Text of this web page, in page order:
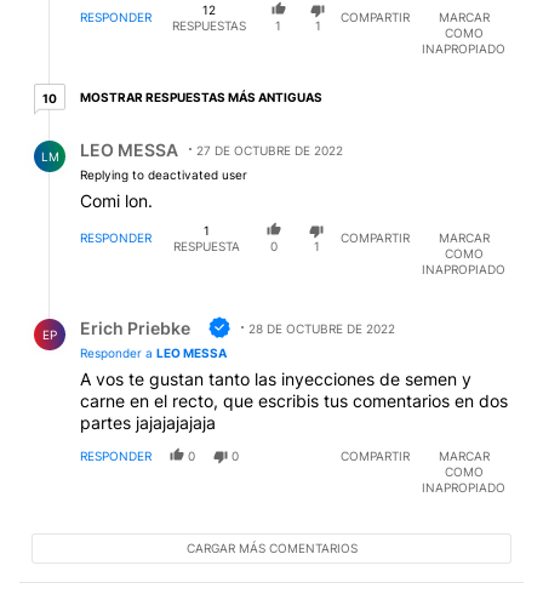
RESPONDER
12
RESPUESTAS
1 1
COMPARTIR
MARCAR
COMO
INAPROPIADO
1010 respuestas más antiguas
MOSTRAR RESPUESTAS MÁS ANTIGUAS
LM LEO MESSA
27 DE OCTUBRE DE 2022
Replying to deactivated user
Comi lon.
RESPONDER
1
RESPUESTA
0 1
COMPARTIR
MARCAR
COMO
INAPROPIADO
EP Erich Priebke
28 DE OCTUBRE DE 2022
Responder a LEO MESSA
A vos te gustan tanto las inyecciones de semen y
carne en el recto, que escribis tus comentarios en dos
partes jajajajajaja
RESPONDER 0 0 COMPARTIR
MARCAR
COMO
INAPROPIADO
CARGAR MÁS COMENTARIOS